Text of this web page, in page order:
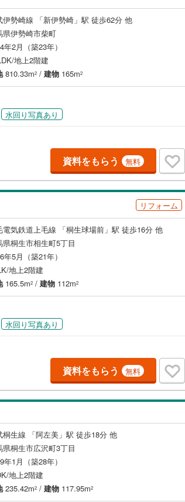
伊勢崎線 「新伊勢崎」駅 徒歩62分 他
県伊勢崎市柴町
年2月（築23年）
地上2階建
810.33m2 / 建物 165m2
水回り写真あり
資料をもらう 無料
リフォーム
電気鉄道上毛線 「桐生球場前」駅 徒歩16分 他
県桐生市相生町5丁目
年5月（築21年）
地上2階建
165.5m2 / 建物 112m2
水回り写真あり
資料をもらう 無料
桐生線 「阿左美」駅 徒歩18分 他
県桐生市広沢町3丁目
年1月（築28年）
地上2階建
235.42m2 / 建物 117.95m2
愛媛 高知
長崎
磐越東線(0)
陸羽東線
米坂線
五能線(0)
白新線
）
湘南新宿ライン（前橋～小田原）
)
内房線(0)
東海道本線(0)
鶴見線
中央本線（JR東日本）(0)
八高線
東海道本線（JR東海）(0)
飯田線(0)
高山本線（JR東海）(0)
紀勢本線（JR東海）
北陸本線(0
平屋・1階建て （ 4
6）
海まで2km以内（0）
上
対面キッチン
床下収納 （15）
保存した条件を見る